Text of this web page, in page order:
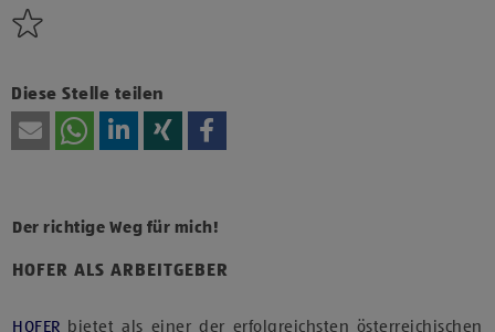
Diese Stelle teilen
HOFER ALS ARBEITGEBER
Der richtige Weg für mich!
HOFER bietet als einer der erfolgreichsten österreichischen